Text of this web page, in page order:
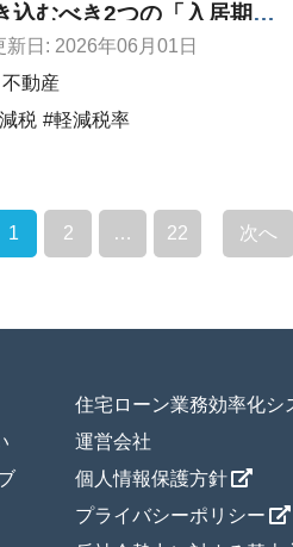
込むべき2つの「入居期
」
新日: 2026年06月01日
不動産
減税
軽減税率
1 2 … 22 次へ
住宅ローン業務効率化シ
運営会社
個人情報保護方針
プライバシーポリシー